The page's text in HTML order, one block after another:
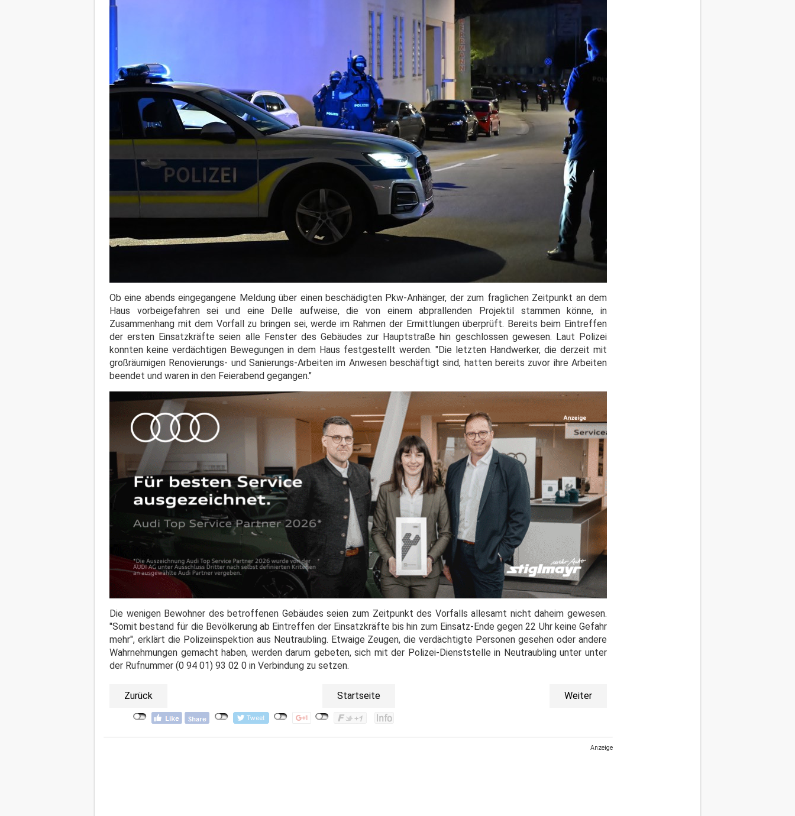
Ob eine abends eingegangene Meldung über einen beschädigten Pkw-Anhänger, der zum fraglichen Zeitpunkt an dem
Haus vorbeigefahren sei und eine Delle aufweise, die von einem abprallenden Projektil stammen könne, in
Zusammenhang mit dem Vorfall zu bringen sei, werde im Rahmen der Ermittlungen überprüft. Bereits beim Eintreffen
der ersten Einsatzkräfte seien alle Fenster des Gebäudes zur Hauptstraße hin geschlossen gewesen. Laut Polizei
konnten keine verdächtigen Bewegungen in dem Haus festgestellt werden. "Die letzten Handwerker, die derzeit mit
großräumigen Renovierungs- und Sanierungs-Arbeiten im Anwesen beschäftigt sind, hatten bereits zuvor ihre Arbeiten
beendet und waren in den Feierabend gegangen."
Die wenigen Bewohner des betroffenen Gebäudes seien zum Zeitpunkt des Vorfalls allesamt nicht daheim gewesen.
"Somit bestand für die Bevölkerung ab Eintreffen der Einsatzkräfte bis hin zum Einsatz-Ende gegen 22 Uhr keine Gefahr
mehr", erklärt die Polizeiinspektion aus Neutraubling. Etwaige Zeugen, die verdächtigte Personen gesehen oder andere
Wahrnehmungen gemacht haben, werden darum gebeten, sich mit der Polizei-Dienststelle in Neutraubling unter unter
der Rufnummer (0 94 01) 93 02 0 in Verbindung zu setzen.
Zurück Startseite Weiter
Anzeige